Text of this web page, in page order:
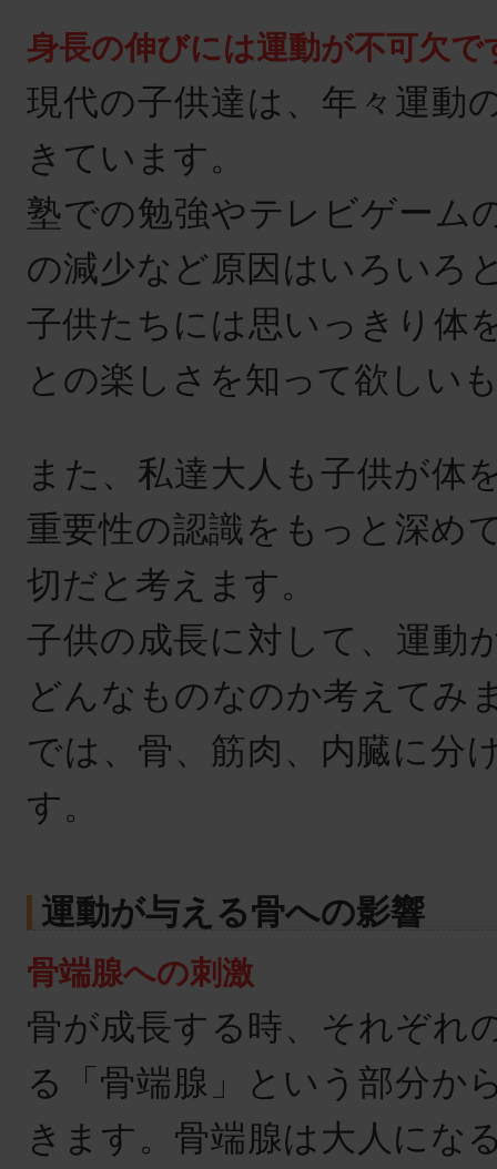
身長の伸びには運動が不可欠で
現代の子供達は、年々運動
きています。
塾での勉強やテレビゲーム
の減少など原因はいろいろ
子供たちには思いっきり体
との楽しさを知って欲しい
また、私達大人も子供が体
重要性の認識をもっと深め
切だと考えます。
子供の成長に対して、運動
どんなものなのか考えてみ
では、骨、筋肉、内臓に分
す。
運動が与える骨への影響
骨端腺への刺激
骨が成長する時、それぞれ
る「骨端腺」という部分か
きます。骨端腺は大人にな